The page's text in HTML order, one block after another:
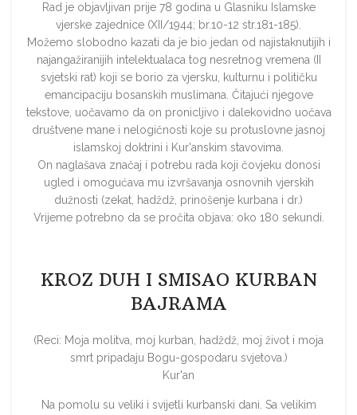
Rad je objavljivan prije 78 godina u Glasniku Islamske
vjerske zajednice (XII/1944; br.10-12 str.181-185).
Možemo slobodno kazati da je bio jedan od najistaknutijih i
najangažiranijih intelektualaca tog nesretnog vremena (II
svjetski rat) koji se borio za vjersku, kulturnu i političku
emancipaciju bosanskih muslimana. Čitajući njegove
tekstove, uočavamo da on pronicljivo i dalekovidno uočava
društvene mane i nelogičnosti koje su protuslovne jasnoj
islamskoj doktrini i Kur'anskim stavovima.
On naglašava značaj i potrebu rada koji čovjeku donosi
ugled i omogućava mu izvršavanja osnovnih vjerskih
dužnosti (zekat, hadždž, prinošenje kurbana i dr.)
Vrijeme potrebno da se pročita objava: oko 180 sekundi.
KROZ DUH I SMISAO KURBAN
BAJRAMA
(Reci: Moja molitva, moj kurban, hadždž, moj život i moja
smrt pripadaju Bogu-gospodaru svjetova.)
Kur'an
Na pomolu su veliki i svijetli kurbanski dani. Sa velikim